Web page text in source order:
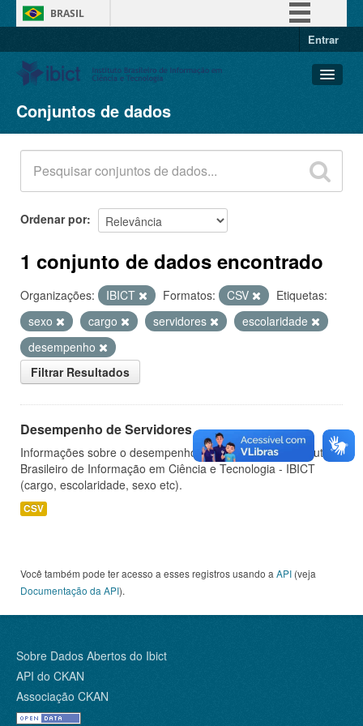
BRASIL
Entrar
Conjuntos de dados
Organizações
Grupos
Sobre
Conjuntos de dados
Ordenar por
1 conjunto de dados encontrado
Organizações: IBICT Formatos: CSV
Etiquetas:
sexo
cargo servidores
escolaridade
desempenho
Filtrar Resultados
Desempenho de Servidores
Informações sobre o desempenho de servidores do Instituto
Brasileiro de Informação em Ciência e Tecnologia - IBICT
(cargo, escolaridade, sexo etc).
CSV
Você também pode ter acesso a esses registros usando a API (veja
Documentação da API).
Sobre Dados Abertos do Ibict
API do CKAN
Associação CKAN